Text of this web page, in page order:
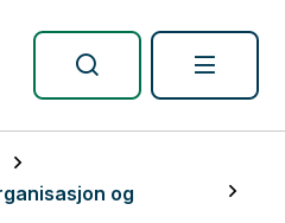
og